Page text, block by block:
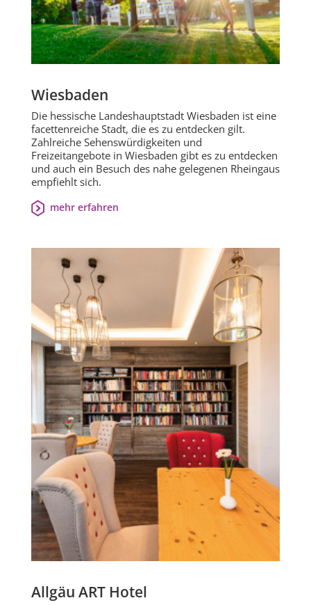
Wiesbaden
Die hessische Landeshauptstadt Wiesbaden ist eine
facettenreiche Stadt, die es zu entdecken gilt.
Zahlreiche Sehenswürdigkeiten und
Freizeitangebote in Wiesbaden gibt es zu entdecken
und auch ein Besuch des nahe gelegenen Rheingaus
empfiehlt sich.
mehr erfahren
Allgäu ART Hotel